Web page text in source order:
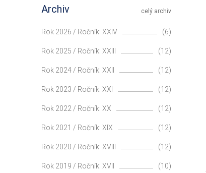
celý archiv
Archiv
Rok 2026 / Ročník: XXIV (6)
Rok 2025 / Ročník: XXIII (12)
Rok 2024 / Ročník: XXII (12)
Rok 2023 / Ročník: XXI (12)
Rok 2022 / Ročník: XX (12)
Rok 2021 / Ročník: XIX (12)
Rok 2020 / Ročník: XVIII (12)
Rok 2019 / Ročník: XVII (10)